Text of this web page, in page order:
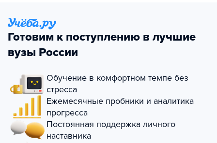
Готовим к поступлению в лучшие
вузы России
Обучение в комфортном темпе без
стресса
Ежемесячные пробники и аналитика
прогресса
Постоянная поддержка личного
наставника